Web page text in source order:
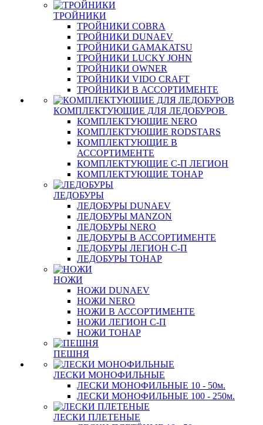
ТРОЙНИКИ
ТРОЙНИКИ COBRA
ТРОЙНИКИ DUNAEV
ТРОЙНИКИ GAMAKATSU
ТРОЙНИКИ LUCKY JOHN
ТРОЙНИКИ OWNER
ТРОЙНИКИ VIDO CRAFT
ТРОЙНИКИ В АССОРТИМЕНТЕ
КОМПЛЕКТУЮЩИЕ ДЛЯ ЛЕДОБУРОВ
КОМПЛЕКТУЮЩИЕ NERO
КОМПЛЕКТУЮЩИЕ RODSTARS
КОМПЛЕКТУЮЩИЕ В
АССОРТИМЕНТЕ
КОМПЛЕКТУЮЩИЕ С-П ЛЕГИОН
КОМПЛЕКТУЮЩИЕ ТОНАР
ЛЕДОБУРЫ
ЛЕДОБУРЫ DUNAEV
ЛЕДОБУРЫ MANZON
ЛЕДОБУРЫ NERO
ЛЕДОБУРЫ В АССОРТИМЕНТЕ
ЛЕДОБУРЫ ЛЕГИОН С-П
ЛЕДОБУРЫ ТОНАР
НОЖИ
НОЖИ DUNAEV
НОЖИ NERO
НОЖИ В АССОРТИМЕНТЕ
НОЖИ ЛЕГИОН С-П
НОЖИ ТОНАР
ПЕШНЯ
ЛЕСКИ МОНОФИЛЬНЫЕ
ЛЕСКИ МОНОФИЛЬНЫЕ 10 - 50м.
ЛЕСКИ МОНОФИЛЬНЫЕ 100 - 250м.
ЛЕСКИ ПЛЕТЕНЫЕ